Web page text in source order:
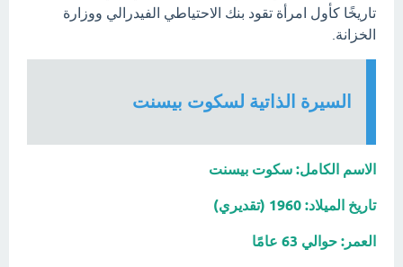
تاريخًا كأول امرأة تقود بنك الاحتياطي الفيدرالي ووزارة
الخزانة.
السيرة الذاتية لسكوت بيسنت
الاسم الكامل: سكوت بيسنت
تاريخ الميلاد: 1960 (تقديري)
العمر: حوالي 63 عامًا